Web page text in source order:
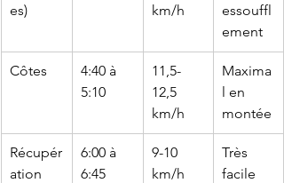
es)
km/h
essouffl
ement
Côtes
4:40 à
5:10
11,5-
12,5
km/h
Maxima
l en
montée
Récupér
ation
6:00 à
6:45
9-10
km/h
Très
facile